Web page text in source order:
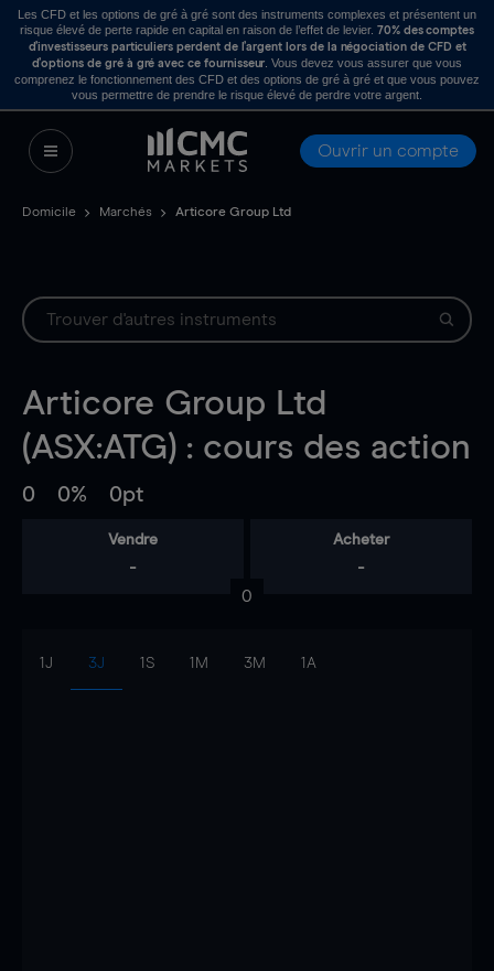
Les CFD et les options de gré à gré sont des instruments complexes et présentent un
risque élevé de perte rapide en capital en raison de l’effet de levier. 70% des comptes
d’investisseurs particuliers perdent de l’argent lors de la négociation de CFD et
d’options de gré à gré avec ce fournisseur . Vous devez vous assurer que vous
comprenez le fonctionnement des CFD et des options de gré à gré et que vous pouvez
vous permettre de prendre le risque élevé de perdre votre argent.
Ouvrir un compte
Domicile Marchés Articore Group Ltd
Articore Group Ltd
(ASX:ATG) : cours des action
0 0% 0pt
Vendre
-
Acheter
-
0
1J 3J 1S 1M 3M 1A